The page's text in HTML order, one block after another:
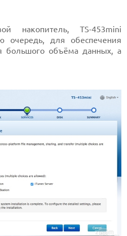
накопитель, TS-453mini
очередь, для обеспечения
большого объёма данных, а